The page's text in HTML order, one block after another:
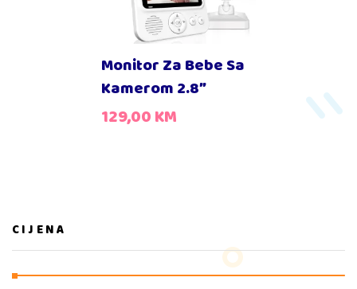
CIJENA
Monitor Za Bebe Sa
Kamerom 2.8″
129,00KM